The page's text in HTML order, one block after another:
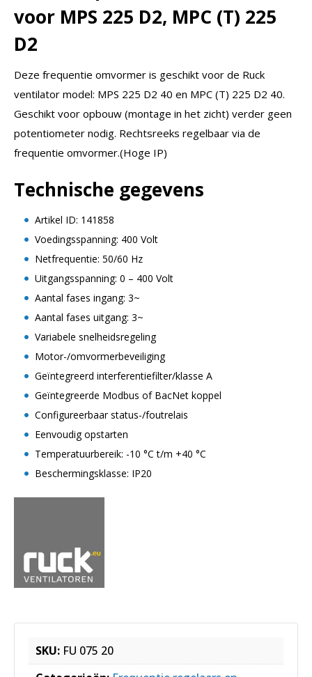
voor MPS 225 D2, MPC (T) 225
D2
Deze frequentie omvormer is geschikt voor de Ruck
ventilator model: MPS 225 D2 40 en MPC (T) 225 D2 40.
Geschikt voor opbouw (montage in het zicht) verder geen
potentiometer nodig. Rechtsreeks regelbaar via de
frequentie omvormer.(Hoge IP)
Technische gegevens
Artikel ID: 141858
Voedingsspanning: 400 Volt
Netfrequentie: 50/60 Hz
Uitgangsspanning: 0 – 400 Volt
Aantal fases ingang: 3~
Aantal fases uitgang: 3~
Variabele snelheidsregeling
Motor-/omvormerbeveiliging
Geïntegreerd interferentiefilter/klasse A
Geïntegreerde Modbus of BacNet koppel
Configureerbaar status-/foutrelais
Eenvoudig opstarten
Temperatuurbereik: -10 °C t/m +40 °C
Beschermingsklasse: IP20
SKU: FU 075 20